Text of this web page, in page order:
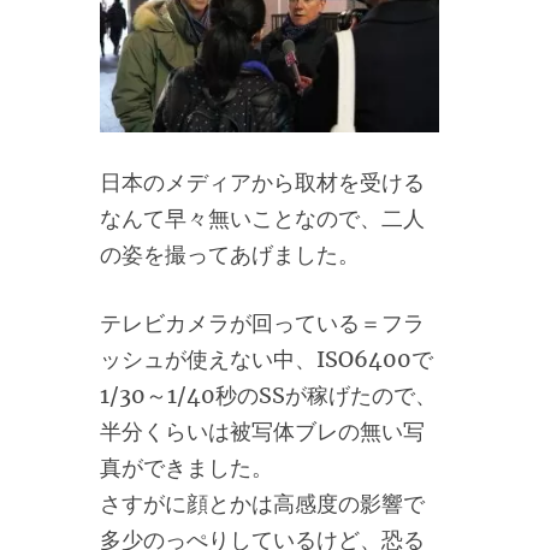
日本のメディアから取材を受ける
なんて早々無いことなので、二人
の姿を撮ってあげました。
テレビカメラが回っている＝フラ
ッシュが使えない中、ISO6400で
1/30～1/40秒のSSが稼げたので、
半分くらいは被写体ブレの無い写
真ができました。
さすがに顔とかは高感度の影響で
多少のっぺりしているけど、恐る